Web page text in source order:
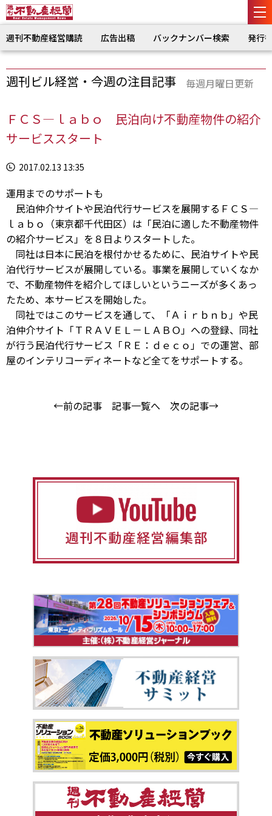
週刊不動産経営購読 広告出稿 バックナンバー検索 発行
週刊ビル経営・今週の注目記事 毎週月曜日更新
ＦＣＳ―ｌａｂｏ 民泊向け不動産物件の紹介
サービススタート
2017.02.13 13:35
運用までのサポートも
民泊仲介サイトや民泊代行サービスを展開するＦＣＳ―
ｌａｂｏ（東京都千代田区）は「民泊に適した不動産物件
の紹介サービス」を８日よりスタートした。
同社は日本に民泊を根付かせるために、民泊サイトや民
泊代行サービスが展開している。事業を展開していくなか
で、不動産物件を紹介してほしいというニーズが多くあっ
たため、本サービスを開始した。
同社ではこのサービスを通して、「Ａｉｒｂｎｂ」や民
泊仲介サイト「ＴＲＡＶＥＬ－ＬＡＢＯ」への登録、同社
が行う民泊代行サービス「ＲＥ：ｄｅｃｏ」での運営、部
屋のインテリコーディネートなど全てをサポートする。
←前の記事 記事一覧へ 次の記事→